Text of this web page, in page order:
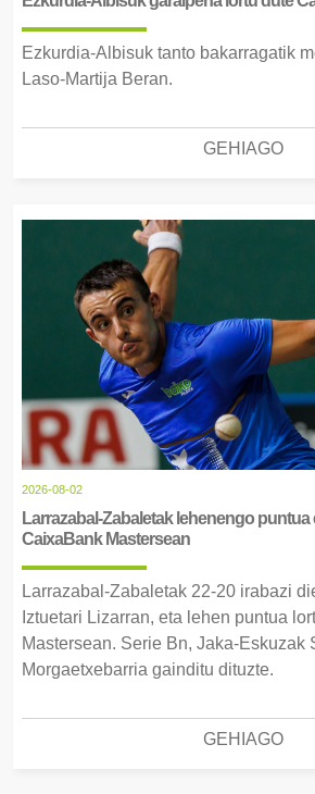
Ezkurdia-Albisuk tanto bakarragatik
Laso-Martija Beran.
GEHIAGO
2026-08-02
Larrazabal-Zabaletak lehenengo
CaixaBank Mastersean
Larrazabal-Zabaletak 22-20 irabazi
Iztuetari Lizarran, eta lehen puntua
Mastersean. Serie Bn, Jaka-Eskuzak
Morgaetxebarria gainditu dituzte.
GEHIAGO